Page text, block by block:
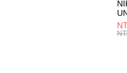
統